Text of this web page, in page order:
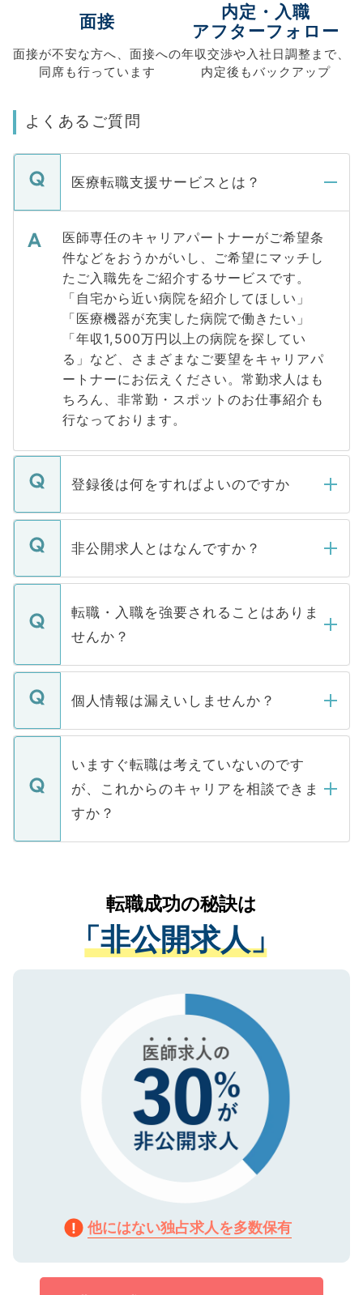
面接
面接が不安な方へ、 面接への
同席も行っています
内定・入職
アフターフォロー
年収交渉や入社日調整まで、
内定後もバックアップ
よくあるご質問
医療転職支援サービスとは？
医師専任のキャリアパートナーがご希望条
件などをおうかがいし、ご希望にマッチし
たご入職先をご紹介するサービスです。
「自宅から近い病院を紹介してほしい」
「医療機器が充実した病院で働きたい」
「年収1,500万円以上の病院を探してい
る」など、さまざまなご要望をキャリアパ
ートナーにお伝えください。常勤求人はも
ちろん、非常勤・スポットのお仕事紹介も
行なっております。
登録後は何をすればよいのですか
ご登録いただきましたら、弊社担当者がご
登録内容を確認し、その後メールもしくは
ます。通常、5営業日以内にはご連絡をせて
いただきますので、しばらくお待ちくださ
非公開求人とはなんですか？
マイナビDOCTORで取り扱っている求人の
うち約3割は、Webサイトからご覧いただ
けない「非公開求人」です。非公開求人は
下記の理由によって、一般には公開してい
ません。
■応募殺到を避けるため 人気のある医療機
関を公にしてしまうと、応募が殺到する場
に、医療機関が求める条件に合った人材の
みを人材紹介会社に依頼するケースが増え
ています。
転職・入職を強要されることはありま
せんか？
転職・入職を強要することは一切ありませ
ん。また、仮に応募先から内定をいただい
定を承諾する必要はありません。内定先へ
の辞退の連絡はキャリアパートナーが行い
個人情報は漏えいしませんか？
個人情報が漏えいすることはありませんの
で、ご安心ください。当サイトからの登録
などで収集したご登録者様の個人情報は、
ご本人のキャリアアップおよび転職活動の
支援を目的に使用いたします。お預かりし
ているすべての個人データはご本人の許可
は、個人情報の取り扱いについての厳密な
管理基準を満たした事業者のみに付与され
る、プライバシーマークを取得済みです。
で、機密保持に関してもご安心ください。
いますぐ転職は考えていないのです
が、これからのキャリアを相談できま
すか？
かがいして、現在の医療機関の状況や紹介
経験をまじえながら、適切なアドバイスを
させていただきます。すぐにご転職をされ
ない方には、長期的なサポートが可能です
ので、まずはご登録ください。
転職成功の秘訣は
「非公開求人」
他にはない独占求人を多数保有